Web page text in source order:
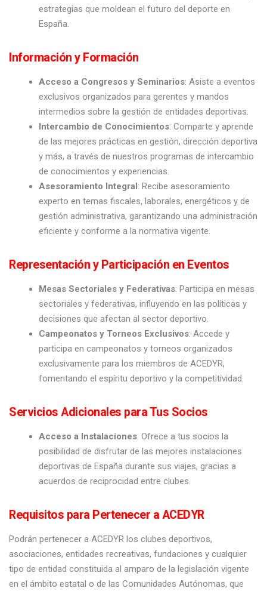
estrategias que moldean el futuro del deporte en
España.
Información y Formación
Acceso a Congresos y Seminarios: Asiste a eventos
exclusivos organizados para gerentes y mandos
intermedios sobre la gestión de entidades deportivas.
Intercambio de Conocimientos: Comparte y aprende
de las mejores prácticas en gestión, dirección deportiva
y más, a través de nuestros programas de intercambio
de conocimientos y experiencias.
Asesoramiento Integral: Recibe asesoramiento
experto en temas fiscales, laborales, energéticos y de
gestión administrativa, garantizando una administración
eficiente y conforme a la normativa vigente.
Representación y Participación en Eventos
Mesas Sectoriales y Federativas: Participa en mesas
sectoriales y federativas, influyendo en las políticas y
decisiones que afectan al sector deportivo.
Campeonatos y Torneos Exclusivos: Accede y
participa en campeonatos y torneos organizados
exclusivamente para los miembros de ACEDYR,
fomentando el espíritu deportivo y la competitividad.
Servicios Adicionales para Tus Socios
Acceso a Instalaciones: Ofrece a tus socios la
posibilidad de disfrutar de las mejores instalaciones
deportivas de España durante sus viajes, gracias a
acuerdos de reciprocidad entre clubes.
Requisitos para Pertenecer a ACEDYR
Podrán pertenecer a ACEDYR los clubes deportivos,
asociaciones, entidades recreativas, fundaciones y cualquier
tipo de entidad constituida al amparo de la legislación vigente
en el ámbito estatal o de las Comunidades Autónomas, que